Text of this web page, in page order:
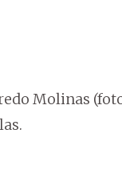
Molinas